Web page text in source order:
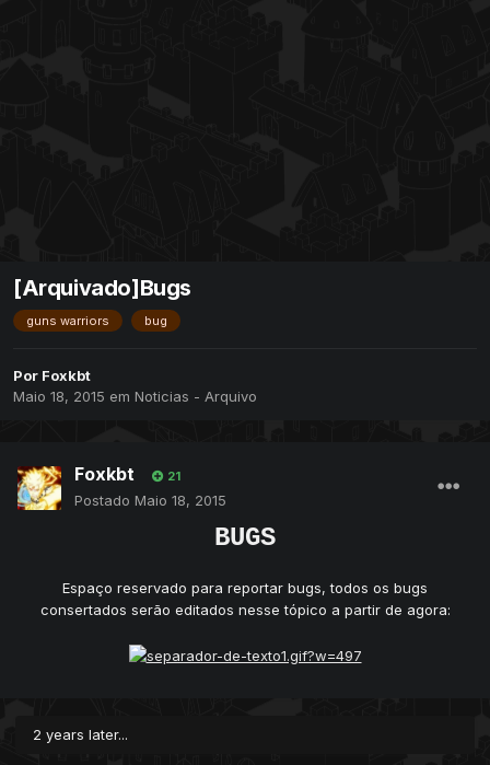
[Arquivado]Bugs
guns warriors bug
Por Foxkbt
Maio 18, 2015 em Noticias - Arquivo
Foxkbt 21
Postado Maio 18, 2015
BUGS
Espaço reservado para reportar bugs, todos os bugs
consertados serão editados nesse tópico a partir de agora:
2 years later...